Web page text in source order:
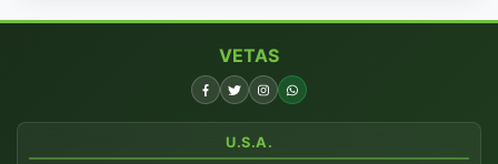
VETAS
U.S.A.